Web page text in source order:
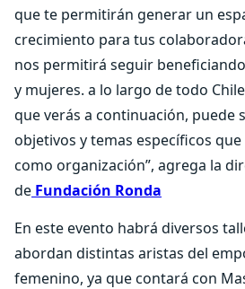
que te permitirán generar un
crecimiento para tus
nos permitirá seguir
y mujeres. a lo largo de todo
que verás a continuación, puede
objetivos y temas específicos
como organización”, agrega la
de Fundación Ronda
En este evento habrá diversos
abordan distintas aristas del
femenino, ya que contará con